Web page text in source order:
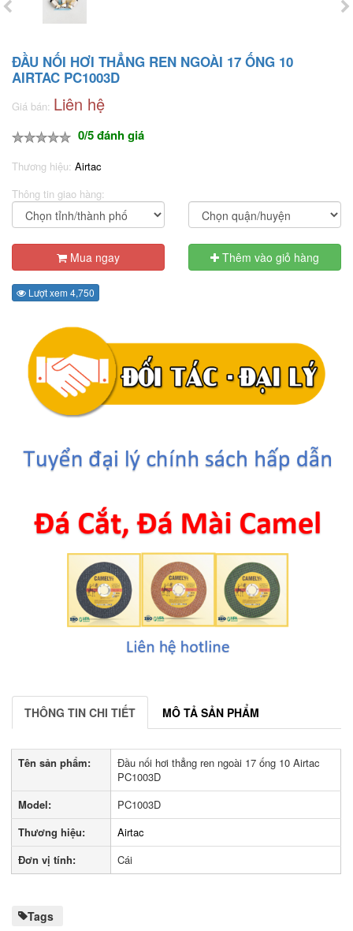
ĐẦU NỐI HƠI THẲNG REN NGOÀI 17 ỐNG 10
AIRTAC PC1003D
Giá bán: Liên hệ
0/5 đánh giá
Thương hiệu: Airtac
Thông tin giao hàng:
Mua ngay Thêm vào giỏ hàng
Lượt xem 4,750
THÔNG TIN CHI TIẾT MÔ TẢ SẢN PHẨM
Tên sản phẩm:
Đầu nối hơi thẳng ren ngoài 17 ống 10 Airtac
PC1003D
Model:
PC1003D
Thương hiệu:
Airtac
Đơn vị tính:
Cái
Tags